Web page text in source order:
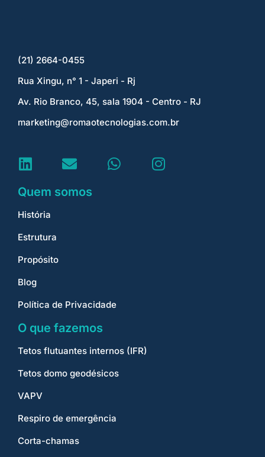
(21) 2664-0455
Rua Xingu, n° 1 - Japeri - Rj
Av. Rio Branco, 45, sala 1904 - Centro - RJ
marketing@romaotecnologias.com.br
Quem somos
História
Estrutura
Propósito
Blog
Política de Privacidade
O que fazemos
Tetos flutuantes internos (IFR)
Tetos domo geodésicos
VAPV
Respiro de emergência
Corta-chamas